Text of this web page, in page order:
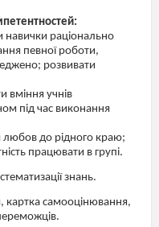
навички раціонально
певної роботи,
розвивати
вміння учнів
під час виконання
любов до рідного краю;
працювати в групі.
знань.
картка самооцінювання,